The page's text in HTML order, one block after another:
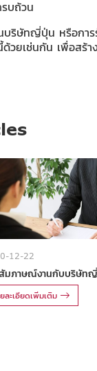
บถ้วน
ษัทญี่ปุ่น หรือกา
ยเช่นกัน เพื่อสร้
12-22
มภาษณ์งานกับบริษัท
ละเอียดเพิ่มเติม